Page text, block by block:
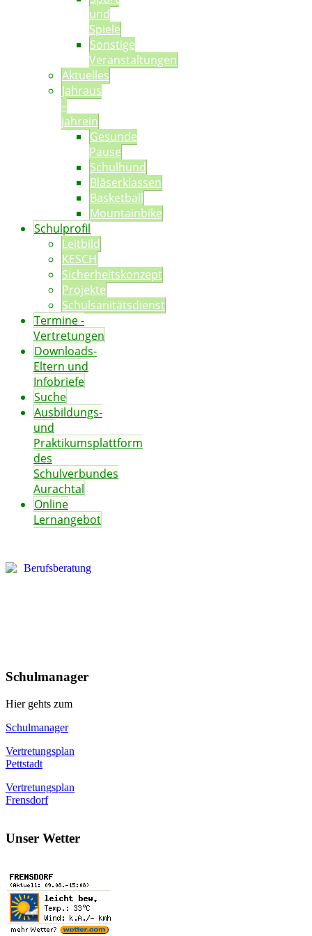
und
Spiele
Sonstige
Veranstaltungen
Aktuelles
Jahraus
–
jahrein
Gesunde
Pause
Schulhund
Bläserklassen
Basketball
Mountainbike
Schulprofil
Leitbild
KESCH
Sicherheitskonzept
Projekte
Schulsanitätsdienst
Termine -
Vertretungen
Downloads-
Eltern und
Infobriefe
Suche
Ausbildungs-
und
Praktikumsplattform
des
Schulverbundes
Aurachtal
Online
Lernangebot
Schulmanager
Hier gehts zum
Schulmanager
Vertretungsplan
Pettstadt
Vertretungsplan
Frensdorf
Unser Wetter